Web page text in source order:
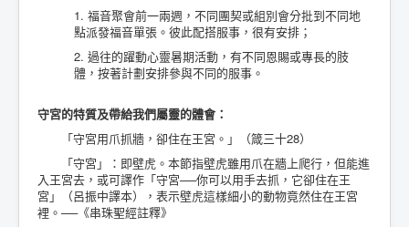
1. 福音聚會前一兩週，不同團契或組別會分批到不同地
點派發福音單張。彼此配搭服事，很有安排；
2. 過往的躍動心靈暑期活動，有不同恩賜或專長的肢
體，按著計劃安排參與不同的服事。
守宮的特質及帶給我們屬靈的體會：
「守宮用爪抓牆，卻住在王宮。」（箴三十28）
「守宮」：即壁虎。本節指壁虎雖用爪在牆上爬行，但能進
入王宮去，或可譯作「守宮──你可以用手去抓，它卻住在王
宮」（呂振中譯本），表示壁虎這樣細小的動物竟然住在王宮
裡。──《串珠聖經註釋》